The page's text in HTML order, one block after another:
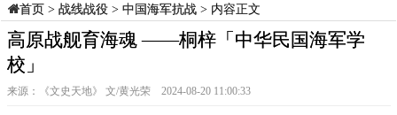
首页> 战线战役> 中国海军抗战> 内容正文
高原战舰育海魂 ——桐梓「中华民国海军学
校」
来源：《文史天地》 文/黄光荣 2024-08-20 11:00:33